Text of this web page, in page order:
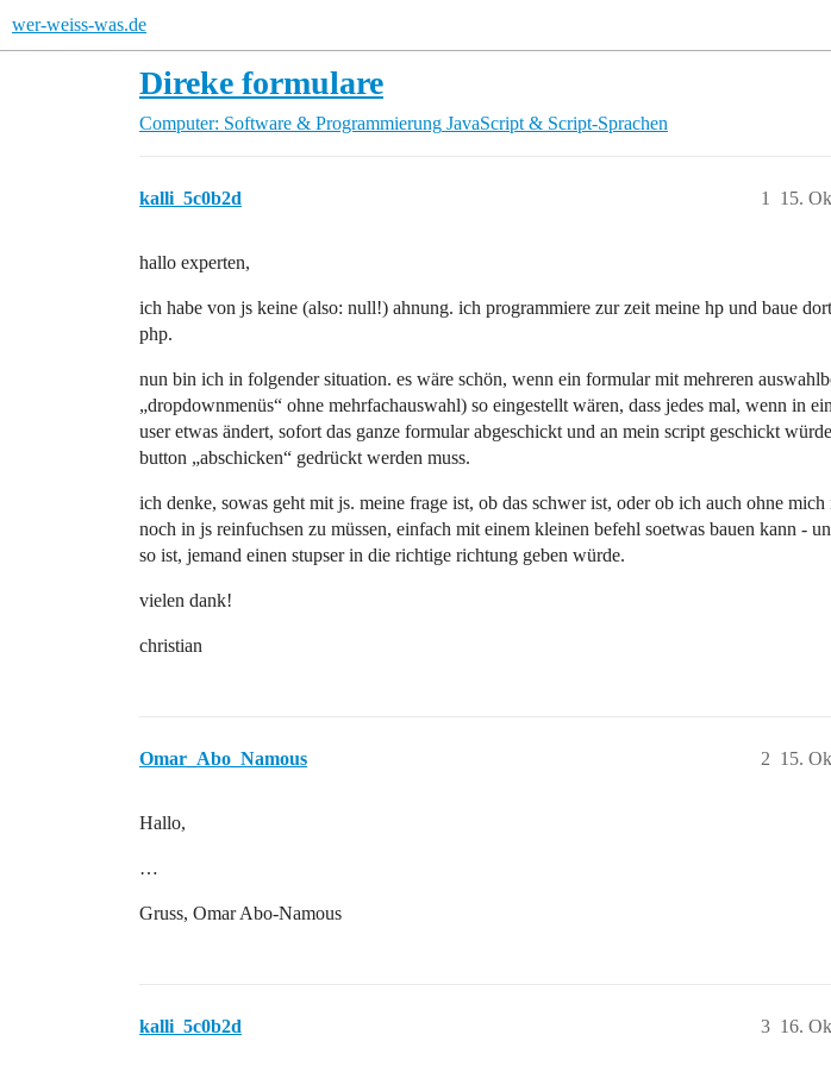
wer-weiss-was.de
Direke formulare
Computer: Software & Programmierung JavaScript & Script-Sprachen
kalli_5c0b2d 15.
1
hallo experten,
ich habe von js keine (also: null!) ahnung. ich programmiere zur zeit meine hp und baue
php.
nun bin ich in folgender situation. es wäre schön, wenn ein formular mit mehreren
„dropdownmenüs“ ohne mehrfachauswahl) so eingestellt wären, dass jedes mal, wenn in
user etwas ändert, sofort das ganze formular abgeschickt und an mein script geschickt
button „abschicken“ gedrückt werden muss.
ich denke, sowas geht mit js. meine frage ist, ob das schwer ist, oder ob ich auch ohne mich
noch in js reinfuchsen zu müssen, einfach mit einem kleinen befehl soetwas bauen kann -
so ist, jemand einen stupser in die richtige richtung geben würde.
vielen dank!
christian
Omar_Abo_Namous 15.
2
Hallo,
…
Gruss, Omar Abo-Namous
kalli_5c0b2d 16.
3